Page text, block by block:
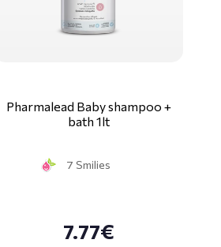
Pharmalead Baby shampoo +
bath 1lt
7 Smilies
7.77€